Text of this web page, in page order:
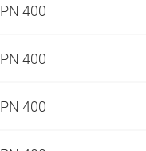
PN 400
PN 400
PN 400